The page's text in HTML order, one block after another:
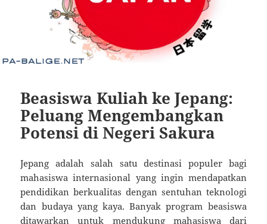
Beasiswa Kuliah ke Jepang:
Peluang Mengembangkan
Potensi di Negeri Sakura
Jepang adalah salah satu destinasi populer bagi
mahasiswa internasional yang ingin mendapatkan
pendidikan berkualitas dengan sentuhan teknologi
dan budaya yang kaya. Banyak program beasiswa
ditawarkan untuk mendukung mahasiswa dari